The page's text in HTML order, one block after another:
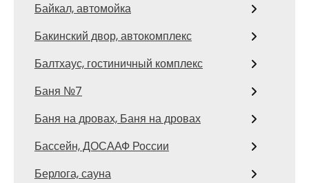
Байкал, автомойка
Бакинский двор, автокомплекс
Балтхаус, гостиничный комплекс
Баня №7
Баня на дровах, Баня на дровах
Бассейн, ДОСААФ России
Берлога, сауна